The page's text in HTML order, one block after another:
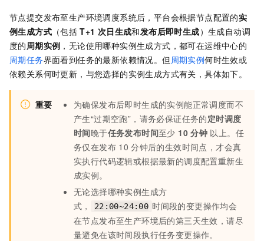
节点提交发布至生产环境调度系统后，平台会根据节点配置的实
例生成方式 （包括 T+1 次日生成和发布后即时生成）生成自动调
度的周期实例 ，无论使用哪种实例生成方式，都可在运维中心的
周期任务界面看到任务的最新依赖情况。但 周期实例何时生效或
依赖关系何时更新，与您选择的实例生成方式有关，具体如下。
重要
为确保发布后即时生成的实例能正常调度而不
产生“过期空跑”，请务必保证任务的定时调度
时间晚于任务发布时间至少 10 分钟 以上。任
务仅在发布 10 分钟后的生效时间点，才会真
实执行代码逻辑或根据最新的调度配置重新生
成实例。
无论选择哪种实例生成方
式，
22:00~24:00 时间段的变更操作均会
在节点发布至生产环境后的第三天生效，请尽
量避免在该时间段执行任务变更操作。